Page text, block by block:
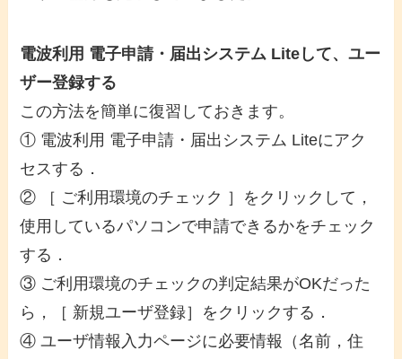
電波利用 電子申請・届出システム Liteして、ユー
ザー登録する
この方法を簡単に復習しておきます。
① 電波利用 電子申請・届出システム Liteにアク
セスする．
② ［ ご利用環境のチェック ］をクリックして，
使用しているパソコンで申請できるかをチェック
する．
③ ご利用環境のチェックの判定結果がOKだった
ら，［ 新規ユーザ登録］をクリックする．
④ ユーザ情報入力ページに必要情報（名前，住